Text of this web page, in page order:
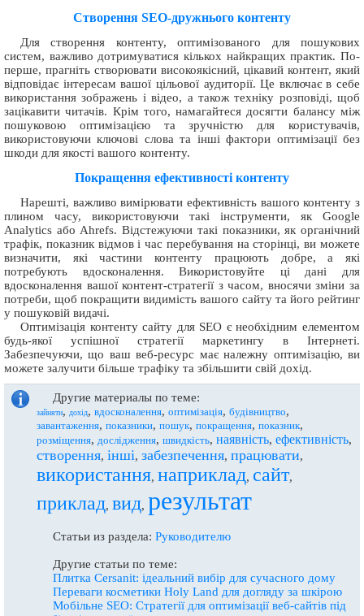
Створення SEO-дружнього контенту
Для створення контенту, оптимізованого для пошукових
систем, важливо дотримуватися кількох найкращих практик. По-
перше, прагніть створювати високоякісний, цікавий контент, який
відповідає інтересам вашої цільової аудиторії. Це включає в себе
використання зображень і відео, а також техніку розповіді, щоб
зацікавити читачів. Крім того, намагайтеся досягти балансу між
пошуковою оптимізацією та зручністю для користувачів,
використовуючи ключові слова та інші фактори оптимізації без
шкоди для якості вашого контенту.
Покращення ефективності контенту
Нарешті, важливо вимірювати ефективність вашого контенту з
плином часу, використовуючи такі інструменти, як Google
Analytics або Ahrefs. Відстежуючи такі показники, як органічний
трафік, показник відмов і час перебування на сторінці, ви можете
визначити, які частини контенту працюють добре, а які
потребують вдосконалення. Використовуйте ці дані для
вдосконалення вашої контент-стратегії з часом, вносячи зміни за
потреби, щоб покращити видимість вашого сайту та його рейтинг
у пошуковій видачі.
Оптимізація контенту сайту для SEO є необхідним елементом
будь-якої успішної стратегії маркетингу в Інтернеті.
Забезпечуючи, що ваш веб-ресурс має належну оптимізацію, ви
можете залучити більше трафіку та збільшити свій дохід.
Другие материалы по теме:
зайняти, дохід, вдосконалення, оптимізація, будівництво,
завантаження, показники, пошук, покращення, показник,
розміщення, дослідження, швидкість, наявність, ефективність,
створення, інші, забезпечення, працювати,
використання, наприклад, сайт,
приклад, вид, результат
Статьи из раздела: Руководителю
Другие статьи по теме:
Плитка Cersanit: ідеальний вибір для сучасного дому
Переваги косметики Holy Land для догляду за шкірою
Мобільне SEO: Стратегії для оптимізації веб-сайтів під